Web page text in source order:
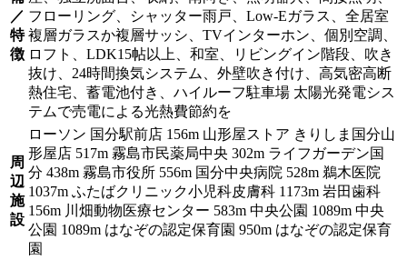
／
特
徴
フローリング、シャッター雨戸、Low-Eガラス、全居室
複層ガラスか複層サッシ、TVインターホン、個別空調、
ロフト、LDK15帖以上、和室、リビングイン階段、吹き
抜け、24時間換気システム、外壁吹き付け、高気密高断
熱住宅、蓄電池付き、ハイルーフ駐車場 太陽光発電シス
テムで売電による光熱費節約を
周
辺
施
設
ローソン 国分駅前店 156m 山形屋ストア きりしま国分山
形屋店 517m 霧島市民薬局中央 302m ライフガーデン国
分 438m 霧島市役所 556m 国分中央病院 528m 鵜木医院
1037m ふたばクリニック小児科皮膚科 1173m 岩田歯科
156m 川畑動物医療センター 583m 中央公園 1089m 中央
公園 1089m はなぞの認定保育園 950m はなぞの認定保育
園